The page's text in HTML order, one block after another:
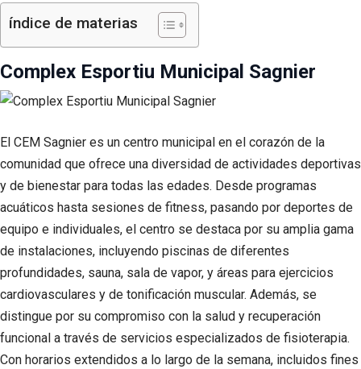
índice de materias
Complex Esportiu Municipal Sagnier
El CEM Sagnier es un centro municipal en el corazón de la
comunidad que ofrece una diversidad de actividades deportivas
y de bienestar para todas las edades. Desde programas
acuáticos hasta sesiones de fitness, pasando por deportes de
equipo e individuales, el centro se destaca por su amplia gama
de instalaciones, incluyendo piscinas de diferentes
profundidades, sauna, sala de vapor, y áreas para ejercicios
cardiovasculares y de tonificación muscular. Además, se
distingue por su compromiso con la salud y recuperación
funcional a través de servicios especializados de fisioterapia.
Con horarios extendidos a lo largo de la semana, incluidos fines